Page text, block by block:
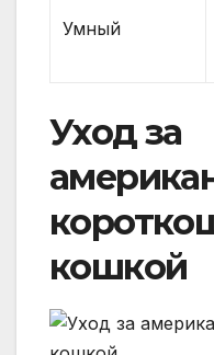
Умный
Уход за
кошкой